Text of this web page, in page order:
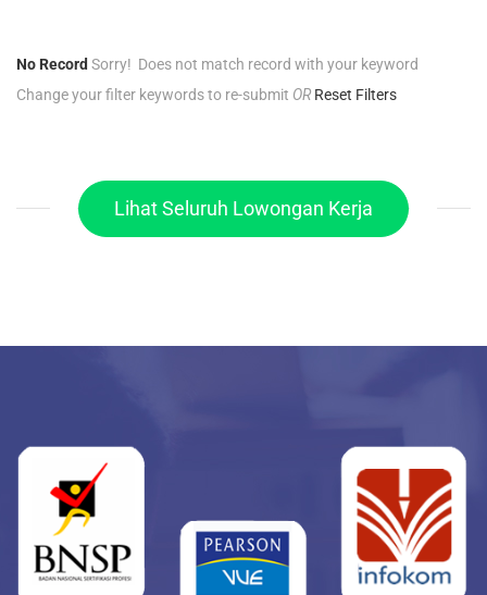
No Record Sorry! Does not match record with your keyword
Change your filter keywords to re-submit OR Reset Filters
Lihat Seluruh Lowongan Kerja